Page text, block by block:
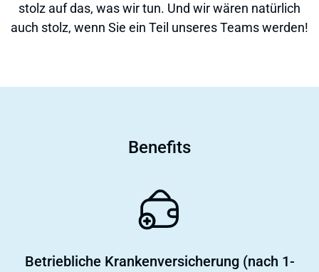
stolz auf das, was wir tun. Und wir wären natürlich
auch stolz, wenn Sie ein Teil unseres Teams werden!
Benefits
Betriebliche Krankenversicherung (nach 1-